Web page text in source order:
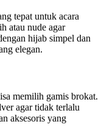
tepat untuk acara
atau nude agar
hijab simpel dan
elegan.
memilih gamis brokat.
agar tidak terlalu
aksesoris yang